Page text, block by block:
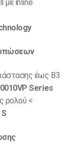
με inline
έως B3
Series
ρολού <